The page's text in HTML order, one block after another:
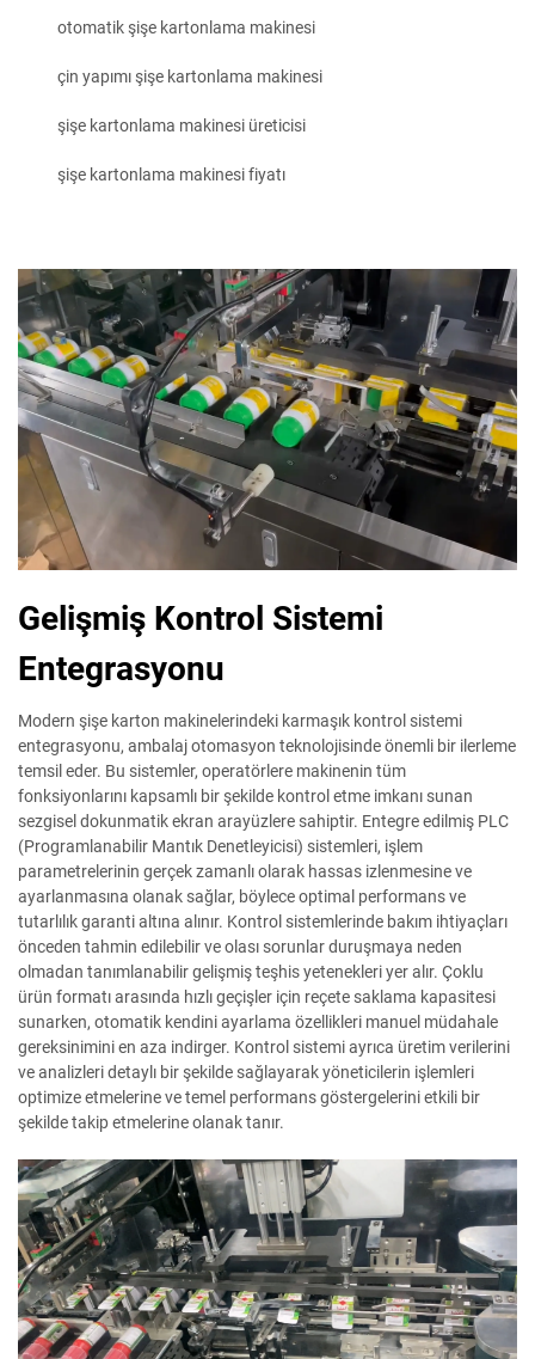
otomatik şişe kartonlama makinesi
çin yapımı şişe kartonlama makinesi
şişe kartonlama makinesi üreticisi
şişe kartonlama makinesi fiyatı
Gelişmiş Kontrol Sistemi
Entegrasyonu
Modern şişe karton makinelerindeki karmaşık kontrol sistemi
entegrasyonu, ambalaj otomasyon teknolojisinde önemli bir ilerleme
temsil eder. Bu sistemler, operatörlere makinenin tüm
fonksiyonlarını kapsamlı bir şekilde kontrol etme imkanı sunan
sezgisel dokunmatik ekran arayüzlere sahiptir. Entegre edilmiş PLC
(Programlanabilir Mantık Denetleyicisi) sistemleri, işlem
parametrelerinin gerçek zamanlı olarak hassas izlenmesine ve
ayarlanmasına olanak sağlar, böylece optimal performans ve
tutarlılık garanti altına alınır. Kontrol sistemlerinde bakım ihtiyaçları
önceden tahmin edilebilir ve olası sorunlar duruşmaya neden
olmadan tanımlanabilir gelişmiş teşhis yetenekleri yer alır. Çoklu
ürün formatı arasında hızlı geçişler için reçete saklama kapasitesi
sunarken, otomatik kendini ayarlama özellikleri manuel müdahale
gereksinimini en aza indirger. Kontrol sistemi ayrıca üretim verilerini
ve analizleri detaylı bir şekilde sağlayarak yöneticilerin işlemleri
optimize etmelerine ve temel performans göstergelerini etkili bir
şekilde takip etmelerine olanak tanır.